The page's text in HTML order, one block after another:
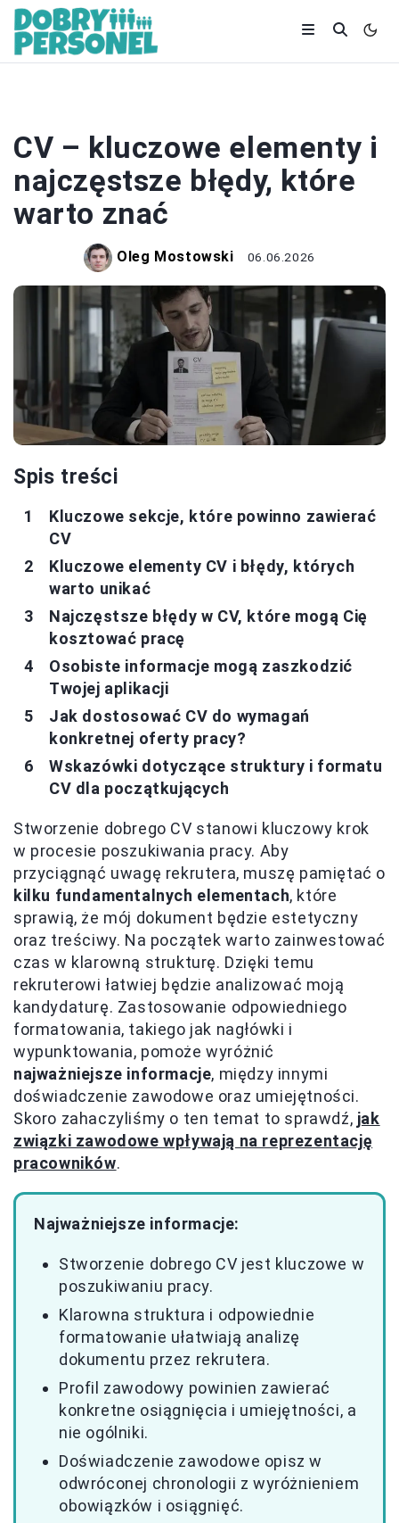
CV – kluczowe elementy i
najczęstsze błędy, które
warto znać
Oleg Mostowski 06.06.2026
Spis treści
Kluczowe sekcje, które powinno zawierać
CV
Kluczowe elementy CV i błędy, których
warto unikać
Najczęstsze błędy w CV, które mogą Cię
kosztować pracę
Osobiste informacje mogą zaszkodzić
Twojej aplikacji
Jak dostosować CV do wymagań
konkretnej oferty pracy?
Wskazówki dotyczące struktury i formatu
CV dla początkujących
Stworzenie dobrego CV stanowi kluczowy krok
w procesie poszukiwania pracy. Aby
przyciągnąć uwagę rekrutera, muszę pamiętać o
kilku fundamentalnych elementach, które
sprawią, że mój dokument będzie estetyczny
oraz treściwy. Na początek warto zainwestować
czas w klarowną strukturę. Dzięki temu
rekruterowi łatwiej będzie analizować moją
kandydaturę. Zastosowanie odpowiedniego
formatowania, takiego jak nagłówki i
wypunktowania, pomoże wyróżnić
najważniejsze informacje, między innymi
doświadczenie zawodowe oraz umiejętności.
Skoro zahaczyliśmy o ten temat to sprawdź, jak
związki zawodowe wpływają na reprezentację
pracowników.
Najważniejsze informacje:
Stworzenie dobrego CV jest kluczowe w
poszukiwaniu pracy.
Klarowna struktura i odpowiednie
formatowanie ułatwiają analizę
dokumentu przez rekrutera.
Profil zawodowy powinien zawierać
konkretne osiągnięcia i umiejętności, a
nie ogólniki.
Doświadczenie zawodowe opisz w
odwróconej chronologii z wyróżnieniem
obowiązków i osiągnięć.